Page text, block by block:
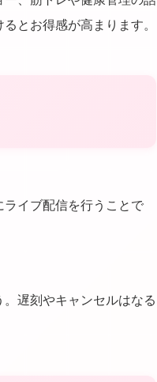
とお得感が高まります。
イブ配信を行うことで
遅刻やキャンセルはなる